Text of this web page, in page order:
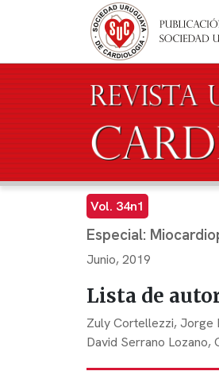
Pasar al contenido principal
Vol. 34n1
Especial:
Junio, 2019
Lista de
Zuly Cortellezzi,Jorge
David Serrano Lozano,